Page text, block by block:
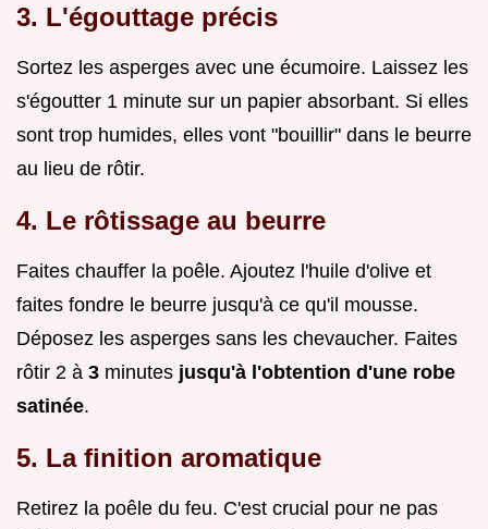
3. L'égouttage précis
Sortez les asperges avec une écumoire. Laissez les
s'égoutter 1 minute sur un papier absorbant. Si elles
sont trop humides, elles vont "bouillir" dans le beurre
au lieu de rôtir.
4. Le rôtissage au beurre
Faites chauffer la poêle. Ajoutez l'huile d'olive et
faites fondre le beurre jusqu'à ce qu'il mousse.
Déposez les asperges sans les chevaucher. Faites
rôtir 2 à 3 minutes jusqu'à l'obtention d'une robe
satinée.
5. La finition aromatique
Retirez la poêle du feu. C'est crucial pour ne pas